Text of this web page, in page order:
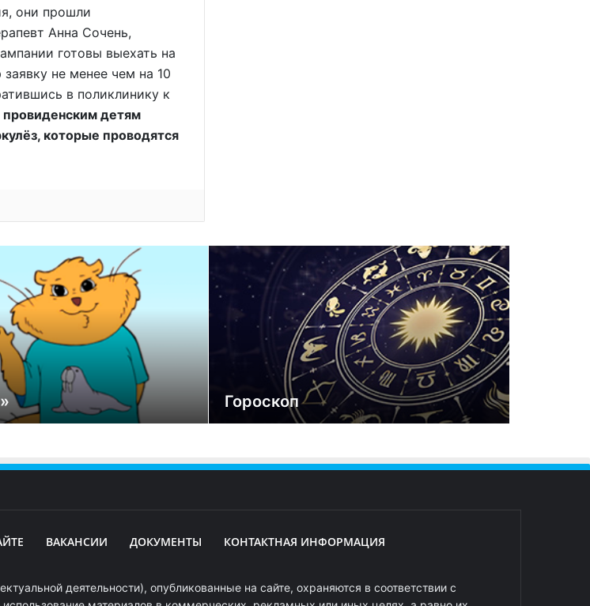
они прошли
Анна Сочень,
готовы выехать на
не менее чем на 10
в поликлинику к
детям
которые проводятся
Гороскоп
ВАКАНСИИ ДОКУМЕНТЫ КОНТАКТНАЯ ИНФОРМАЦИЯ
деятельности), опубликованные на сайте, охраняются в соответствии с